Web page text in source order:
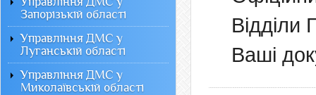
Відділи
Ваші
Запорізькій області
Управління ДМС у
Луганській області
Управління ДМС у
Миколаївській області